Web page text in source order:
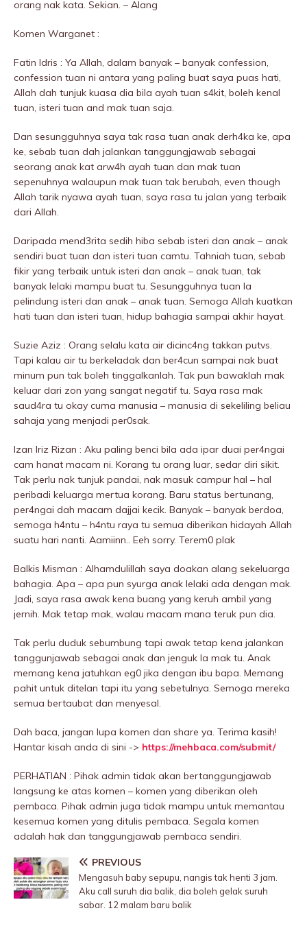
orang nak kata. Sekian. – Alang
Komen Warganet :
Fatin Idris : Ya Allah, dalam banyak – banyak confession,
confession tuan ni antara yang paling buat saya puas hati,
Allah dah tunjuk kuasa dia bila ayah tuan s4kit, boleh kenal
tuan, isteri tuan and mak tuan saja.
Dan sesungguhnya saya tak rasa tuan anak derh4ka ke, apa
ke, sebab tuan dah jalankan tanggungjawab sebagai
seorang anak kat arw4h ayah tuan dan mak tuan
sepenuhnya walaupun mak tuan tak berubah, even though
Allah tarik nyawa ayah tuan, saya rasa tu jalan yang terbaik
dari Allah.
Daripada mend3rita sedih hiba sebab isteri dan anak – anak
sendiri buat tuan dan isteri tuan camtu. Tahniah tuan, sebab
fikir yang terbaik untuk isteri dan anak – anak tuan, tak
banyak lelaki mampu buat tu. Sesungguhnya tuan la
peIindung isteri dan anak – anak tuan. Semoga Allah kuatkan
hati tuan dan isteri tuan, hidup bahagia sampai akhir hayat.
Suzie Aziz : Orang selalu kata air dicinc4ng takkan putvs.
Tapi kalau air tu berkeladak dan ber4cun sampai nak buat
minum pun tak boleh tinggalkanlah. Tak pun bawaklah mak
keluar dari zon yang sangat negatif tu. Saya rasa mak
saud4ra tu okay cuma manusia – manusia di sekeliling beliau
sahaja yang menjadi per0sak.
Izan Iriz Rizan : Aku paling benci bila ada ipar duai per4ngai
cam hanat macam ni. Korang tu orang luar, sedar diri sikit.
Tak perlu nak tunjuk pandai, nak masuk campur hal – hal
peribadi keluarga mertua korang. Baru status bertunang,
per4ngai dah macam dajjai kecik. Banyak – banyak berdoa,
semoga h4ntu – h4ntu raya tu semua diberikan hidayah Allah
suatu hari nanti. Aamiinn.. Eeh sorry. Terem0 plak
Balkis Misman : Alhamdulillah saya doakan alang sekeluarga
bahagia. Apa – apa pun syurga anak lelaki ada dengan mak.
Jadi, saya rasa awak kena buang yang keruh ambil yang
jernih. Mak tetap mak, walau macam mana teruk pun dia.
Tak perlu duduk sebumbung tapi awak tetap kena jalankan
tanggunjawab sebagai anak dan jenguk la mak tu. Anak
memang kena jatuhkan eg0 jika dengan ibu bapa. Memang
pahit untuk ditelan tapi itu yang sebetulnya. Semoga mereka
semua bertaubat dan menyesal.
Dah baca, jangan lupa komen dan share ya. Terima kasih!
Hantar kisah anda di sini -> https://mehbaca.com/submit/
PERHATIAN : Pihak admin tidak akan bertanggungjawab
langsung ke atas komen – komen yang diberikan oleh
pembaca. Pihak admin juga tidak mampu untuk memantau
kesemua komen yang ditulis pembaca. Segala komen
adalah hak dan tanggungjawab pembaca sendiri.
PREVIOUS
Mengasuh baby sepupu, nangis tak henti 3 jam.
Aku call suruh dia balik, dia boleh gelak suruh
sabar. 12 malam baru balik